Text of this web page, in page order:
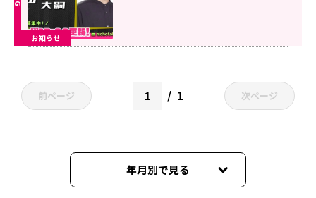
お知らせ
前ページ 1 次ページ
年月別で見る